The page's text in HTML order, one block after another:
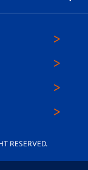
RESERVED.